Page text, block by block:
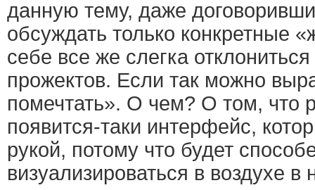
данную тему, даже
обсуждать только конкретные
себе все же слегка
прожектов. Если так можно
помечтать». О чем? О том, что
появится-таки интерфейс,
рукой, потому что будет
визуализироваться в воздухе